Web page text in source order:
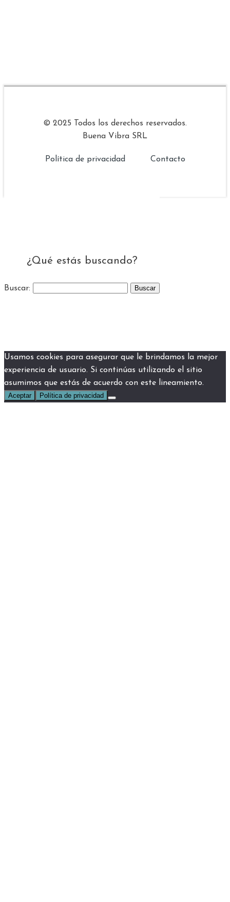
© 2025 Todos los derechos reservados.
Buena Vibra SRL
Política de privacidad Contacto
¿Qué estás buscando?
Buscar:
Usamos cookies para asegurar que le brindamos la mejor
experiencia de usuario. Si continúas utilizando el sitio
asumimos que estás de acuerdo con este lineamiento.
Aceptar Política de privacidad